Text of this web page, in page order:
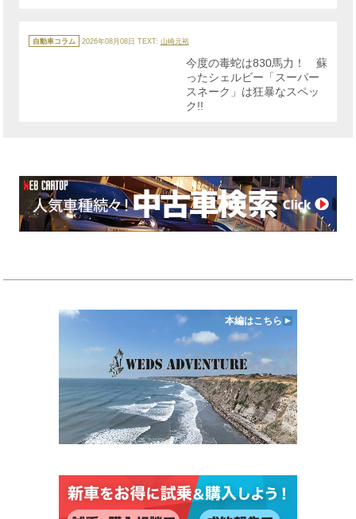
テ
ゴ
自動車コラム 2026年08月08日 TEXT: 山崎元裕
今度の毒蛇は830馬力！ 蘇
ったシェルビー「スーパー
スネーク」は狂暴なスペッ
ク!!
本編はこちら